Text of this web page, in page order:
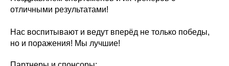
отличными результатами!
Нас воспитывают и ведут вперёд не только победы,
но и поражения! Мы лучшие!